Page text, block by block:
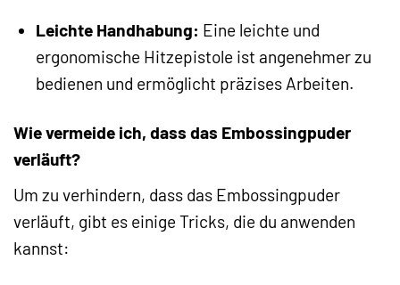
Leichte Handhabung: Eine leichte und
ergonomische Hitzepistole ist angenehmer zu
bedienen und ermöglicht präzises Arbeiten.
Wie vermeide ich, dass das Embossingpuder
verläuft?
Um zu verhindern, dass das Embossingpuder
verläuft, gibt es einige Tricks, die du anwenden
kannst: